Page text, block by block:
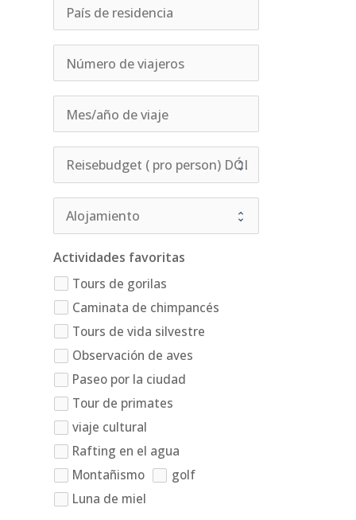
Actividades favoritas
Tours de gorilas
Caminata de chimpancés
Tours de vida silvestre
Observación de aves
Paseo por la ciudad
Tour de primates
viaje cultural
Rafting en el agua
Montañismo
golf
Luna de miel